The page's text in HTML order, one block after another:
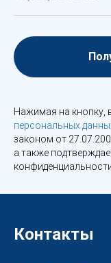
Нажимая на кнопку,
персональных
законом от
а также
Контакты